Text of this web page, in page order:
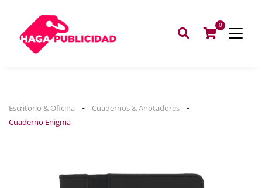
0
Escritorio & Oficina - Cuadernos & Anotadores -
Cuaderno Enigma